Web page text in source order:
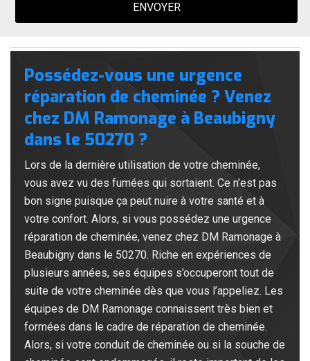
Possédez-vous une urgence
réparation de cheminée ? Venez
chez DM Ramonage à Beaubigny
dans le 50270 ?
Lors de la dernière utilisation de votre cheminée,
vous avez vu des fumées qui sortaient. Ce n’est pas
bon signe puisque ça peut nuire à votre santé et à
votre confort. Alors, si vous possédez une urgence
réparation de cheminée, venez chez DM Ramonage à
Beaubigny dans le 50270. Riche en expériences de
plusieurs années, ses équipes s’occuperont tout de
suite de votre cheminée dès que vous l’appeliez. Les
équipes de DM Ramonage connaissent très bien et
formées dans le cadre de réparation de cheminée.
Alors, si votre conduit de cheminée ou si la souche de